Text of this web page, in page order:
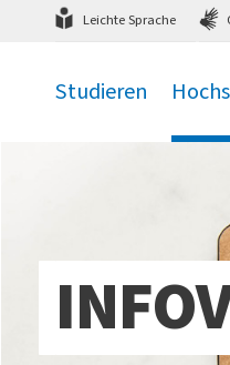
zum Hauptmenü
Leichte Sprache
Studieren